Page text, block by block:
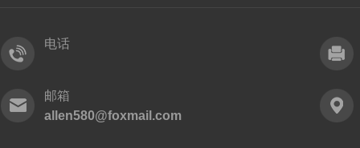
电话
邮箱
allen580@foxmail.com